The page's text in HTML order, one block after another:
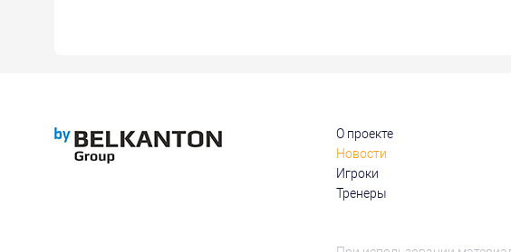
О проекте
Новости
Игроки
Тренеры